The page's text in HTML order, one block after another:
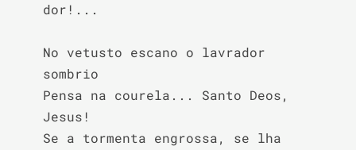
dor!...
No vetusto escano o lavrador
sombrio
Pensa na courela... Santo Deos,
Jesus!
Se a tormenta engrossa, se lha